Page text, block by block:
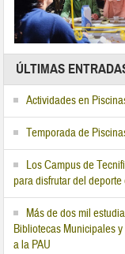
ÚLTIMAS
Actividades en
Temporada de
Los Campus de
para disfrutar del
Más de dos mil
Bibliotecas Municipales
a la PAU